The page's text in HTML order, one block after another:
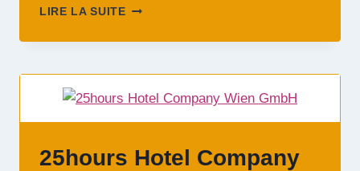
LIRE LA SUITEPLANISWARE
GMBH
25hours Hotel Company